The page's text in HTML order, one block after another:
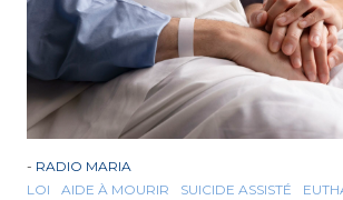
- RADIO MARIA
LOI
AIDE À MOURIR SUICIDE ASSISTÉ